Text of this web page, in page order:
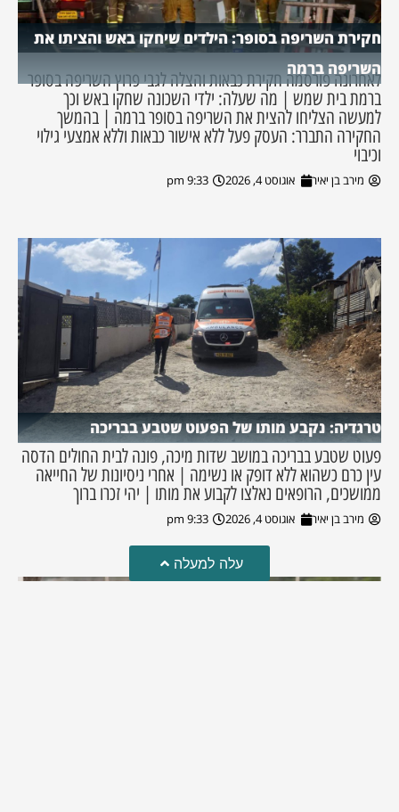
חקירת השריפה בסופר: הילדים שיחקו באש והציתו את
השריפה ברמה
לאחרונה פורסמה חקירת כבאות והצלה לגבי פרוץ השריפה בסופר
ברמת בית שמש | מה שעלה: ילדי השכונה שחקו באש וכך
למעשה הצליחו להצית את השריפה בסופר ברמה | בהמשך
החקירה התברר: העסק פעל ללא אישור כבאות וללא אמצעי גילוי
וכיבוי
מירב בן יאיר אוגוסט 4, 2026 9:33 pm
טרגדיה: נקבע מותו של הפעוט שטבע בבריכה
פעוט שטבע בבריכה במושב שדות מיכה, פונה לבית החולים הדסה
עין כרם כשהוא ללא דופק או נשימה | אחרי ניסיונות של החייאה
ממושכים, הרופאים נאלצו לקבוע את מותו | יהי זכרו ברוך
מירב בן יאיר אוגוסט 4, 2026 9:33 pm
עלה למעלה